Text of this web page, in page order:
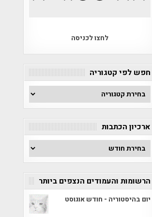
לחצו לכניסה
חפש לפי קטגוריה
חפש
לפי
קטגוריה
ארכיון הכתבות
ארכיון
הכתבות
הרשומות והעמודים הנצפים ביותר
יום בהיסטוריה - חודש אוגוסט